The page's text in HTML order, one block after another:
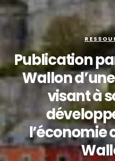
Publication
Wallon d’une
visant à
l’économie